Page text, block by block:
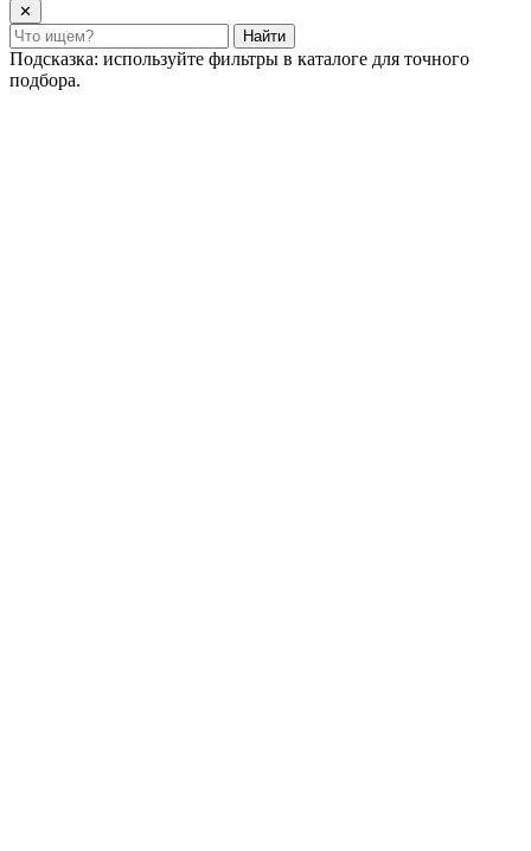
✕
Найти
Подсказка: используйте фильтры в каталоге для точного
подбора.